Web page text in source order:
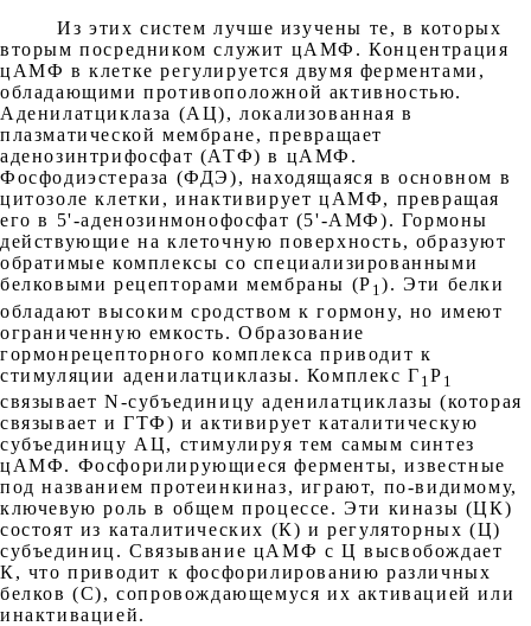
Из этих систем лучше изучены те, в которых
вторым посредником служит цАМФ. Концентрация
цАМФ в клетке регулируется двумя ферментами,
обладающими противоположной активностью.
Аденилатциклаза (АЦ), локализованная в
плазматической мембране, превращает
аденозинтрифосфат (АТФ) в цАМФ.
Фосфодиэстераза (ФДЭ), находящаяся в основном в
цитозоле клетки, инактивирует цАМФ, превращая
его в 5'-аденозинмонофосфат (5'-АМФ). Гормоны
действующие на клеточную поверхность, образуют
обратимые комплексы со специализированными
белковыми рецепторами мембраны (Р 1). Эти белки
обладают высоким сродством к гормону, но имеют
ограниченную емкость. Образование
гормонрецепторного комплекса приводит к
стимуляции аденилатциклазы. Комплекс Г 1Р 1
связывает N-субъединицу аденилатциклазы (которая
связывает и ГТФ) и активирует каталитическую
субъединицу АЦ, стимулируя тем самым синтез
цАМФ. Фосфорилирующиеся ферменты, известные
под названием протеинкиназ, играют, по-видимому,
ключевую роль в общем процессе. Эти киназы (ЦК)
состоят из каталитических (К) и регуляторных (Ц)
субъединиц. Связывание цАМФ с Ц высвобождает
К, что приводит к фосфорилированию различных
белков (С), сопровождающемуся их активацией или
инактивацией.